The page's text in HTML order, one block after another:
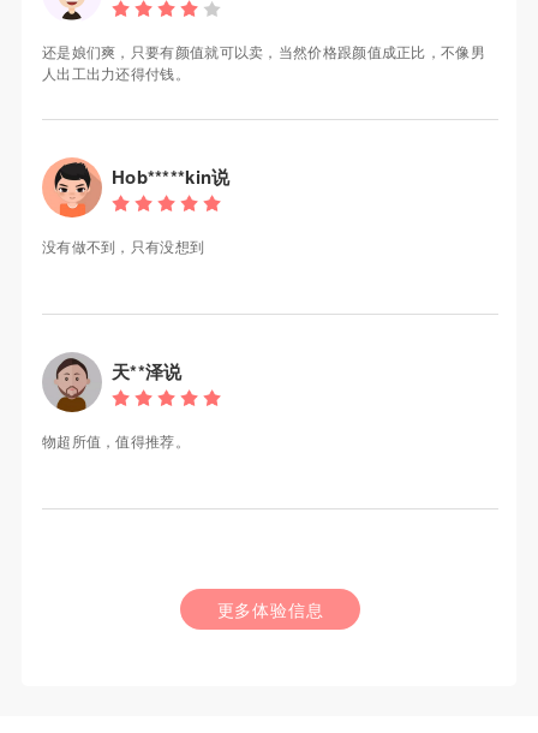
还是娘们爽，只要有颜值就可以卖，当然价格跟颜值成正比，不像男
人出工出力还得付钱。
Hob*****kin说
没有做不到，只有没想到
天**泽说
物超所值，值得推荐。
更多体验信息